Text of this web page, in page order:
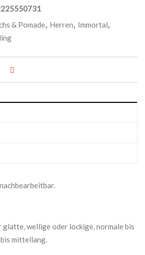
& Pomade, Herren, Immortal,
glatte, wellige oder lockige, normale bis
mittellang.